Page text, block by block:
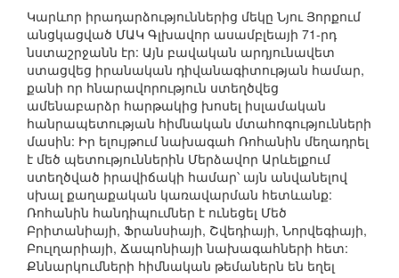
Կարևոր իրադարձություններից մեկը Նյու Յորքում
անցկացված ՄԱԿ Գլխավոր ասամբլեայի 71-րդ
նստաշրջանն էր: Այն բավական արդյունավետ
ստացվեց իրանական դիվանագիտության համար,
քանի որ հնարավորություն ստեղծվեց
ամենաբարձր հարթակից խոսել իսլամական
հանրապետության հիմնական մտահոգությունների
մասին: Իր ելույթում նախագահ Ռոհանին մեղադրել
է մեծ պետություններին Մերձավոր Արևելքում
ստեղծված իրավիճակի համար՝ այն անվանելով
սխալ քաղաքական կառավարման հետևանք:
Ռոհանին հանդիպումներ է ունեցել Մեծ
Բրիտանիայի, Ֆրանսիայի, Շվեդիայի, Նորվեգիայի,
Բուլղարիայի, Ճապոնիայի նախագահների հետ:
Քննարկումների հիմնական թեմաներն են եղել